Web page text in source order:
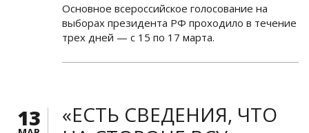
Основное всероссийское голосование на
выборах президента РФ проходило в течение
трех дней — с 15 по 17 марта.
13
«ЕСТЬ СВЕДЕНИЯ, ЧТО